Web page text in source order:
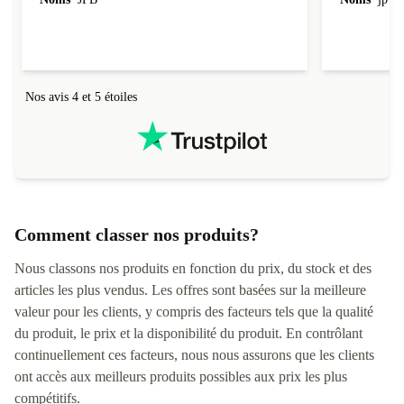
Nos avis 4 et 5 étoiles
Comment classer nos produits?
Nous classons nos produits en fonction du prix, du stock et des
articles les plus vendus. Les offres sont basées sur la meilleure
valeur pour les clients, y compris des facteurs tels que la qualité
du produit, le prix et la disponibilité du produit. En contrôlant
continuellement ces facteurs, nous nous assurons que les clients
ont accès aux meilleurs produits possibles aux prix les plus
compétitifs.